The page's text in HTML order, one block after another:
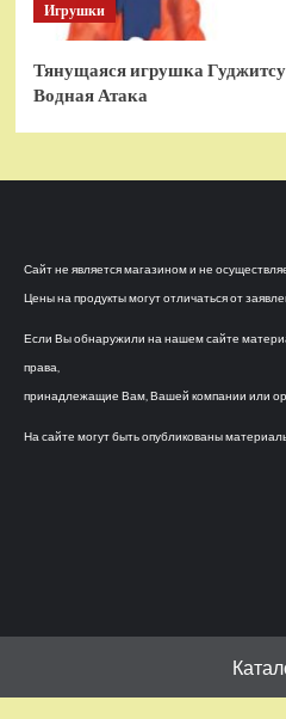
Игрушки
Тянущаяся игрушка Гуджитсу
Водная Атака
Сайт не является магазином и не
Цены на продукты могут отличаться от
Если Вы обнаружили на нашем сайте
права,
принадлежащие Вам, Вашей компании или
На сайте могут быть опубликованы